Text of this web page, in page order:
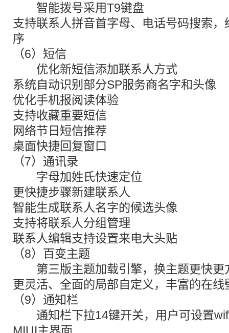
智能拨号采用T9键盘
支持联系人拼音首字母、电话号码搜索
序
（6）短信
优化新短信添加联系人方式
系统自动识别部分SP服务商名字和头像
优化手机报阅读体验
支持收藏重要短信
网络节日短信推荐
桌面快捷回复窗口
（7）通讯录
字母加姓氏快速定位
更快捷步骤新建联系人
智能生成联系人名字的候选头像
支持将联系人分组管理
联系人编辑支持设置来电大头贴
（8）百变主题
第三版主题加载引擎，换主题更快更
更灵活、全面的局部自定义，丰富的在
（9）通知栏
通知栏下拉14键开关，用户可设置